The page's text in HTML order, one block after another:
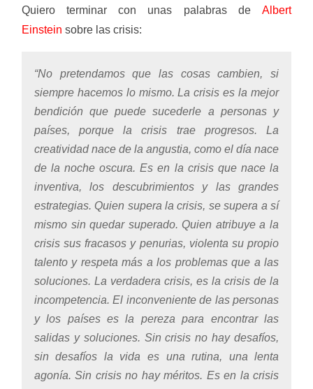
Quiero terminar con unas palabras de Albert
Einstein sobre las crisis:
“No pretendamos que las cosas cambien, si
siempre hacemos lo mismo. La crisis es la mejor
bendición que puede sucederle a personas y
países, porque la crisis trae progresos. La
creatividad nace de la angustia, como el día nace
de la noche oscura. Es en la crisis que nace la
inventiva, los descubrimientos y las grandes
estrategias. Quien supera la crisis, se supera a sí
mismo sin quedar superado.Quien atribuye a la
crisis sus fracasos y penurias, violenta su propio
talento y respeta más a los problemas que a las
soluciones. La verdadera crisis, es la crisis de la
incompetencia. El inconveniente de las personas
y los países es la pereza para encontrar las
salidas y soluciones. Sin crisis no hay desafíos,
sin desafíos la vida es una rutina, una lenta
agonía. Sin crisis no hay méritos. Es en la crisis